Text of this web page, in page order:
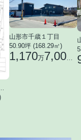
山形市千歳１丁目
50.90坪 (168.29㎡)
1,170万7,000 円